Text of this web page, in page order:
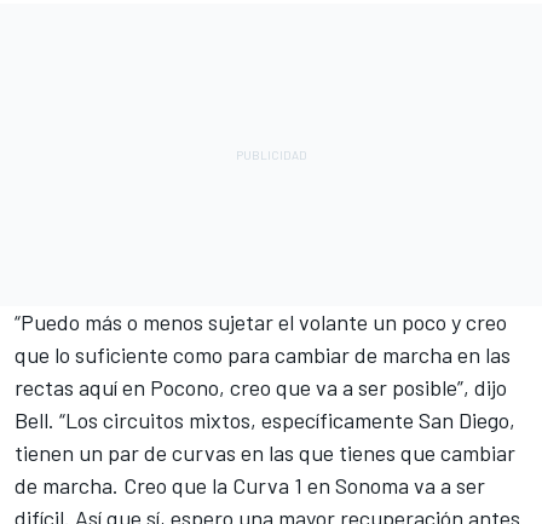
“Puedo más o menos sujetar el volante un poco y creo
que lo suficiente como para cambiar de marcha en las
rectas aquí en Pocono, creo que va a ser posible”, dijo
Bell. “Los circuitos mixtos, específicamente San Diego,
tienen un par de curvas en las que tienes que cambiar
de marcha. Creo que la Curva 1 en Sonoma va a ser
difícil. Así que sí, espero una mayor recuperación antes